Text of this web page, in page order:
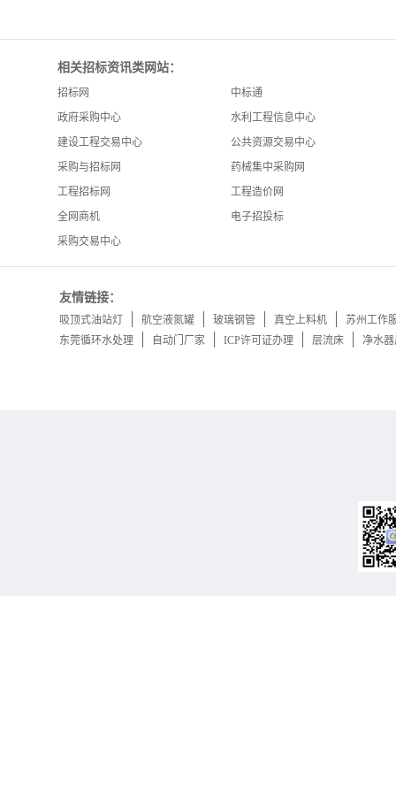
相关招标资讯类网站：
招标网
中标通
政府采购中心
水利工程信息中心
建设工程交易中心
公共资源交易中心
采购与招标网
药械集中采购网
工程招标网
工程造价网
全网商机
电子招投标
采购交易中心
友情链接：
吸顶式油站灯 航空液氮罐 玻璃钢管 真空上料机
苏州工作
东莞循环水处理
自动门厂家 ICP许可证办理 层流床 净水